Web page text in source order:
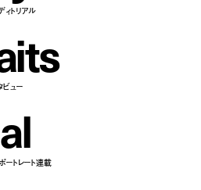
トリアル
its
ビュー
al
ートレート連載